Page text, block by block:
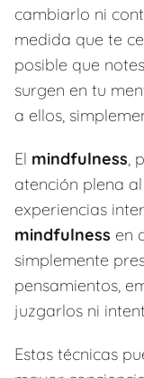
cambiarlo ni
medida que te
posible que
surgen en tu
a ellos,
El mindfulness,
atención plena
experiencias
mindfulness en
simplemente
pensamientos,
juzgarlos ni
Estas técnicas